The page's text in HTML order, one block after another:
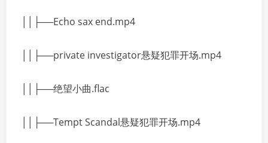
││├──Echo sax end.mp4
││├──private investigator悬疑犯罪开场.mp4
││├──绝望小曲.flac
││├──Tempt Scandal悬疑犯罪开场.mp4